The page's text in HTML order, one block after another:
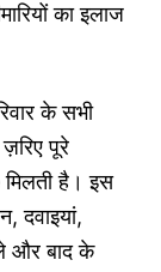
का इलाज
के सभी
पूरे
है। इस
दवाइयां,
और बाद के